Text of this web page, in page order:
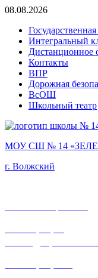
08.08.2026
Интегральный
Дистанционное
Контакты
ВПР
Дорожная
ВсОШ
Школьный театр
МОУ СШ № 14
г. Волжский